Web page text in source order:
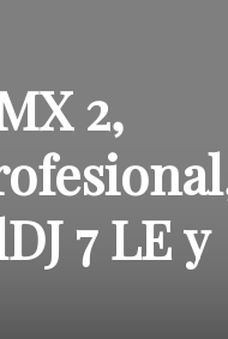
2,
7 LE y